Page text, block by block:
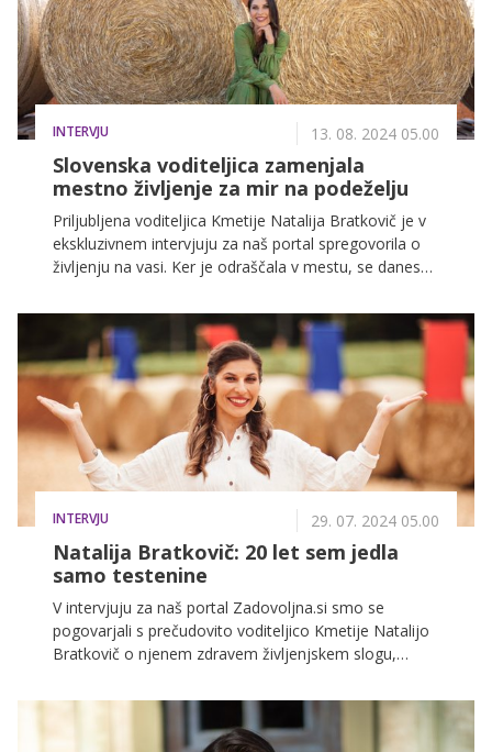
INTERVJU 13. 08. 2024 05.00
Slovenska voditeljica zamenjala
mestno življenje za mir na podeželju
Priljubljena voditeljica Kmetije Natalija Bratkovič je v
ekskluzivnem intervjuju za naš portal spregovorila o
življenju na vasi. Ker je odraščala v mestu, se danes
jih prinaša življenje na podeželju.
INTERVJU 29. 07. 2024 05.00
Natalija Bratkovič: 20 let sem jedla
samo testenine
V intervjuju za naš portal Zadovoljna.si smo se
pogovarjali s prečudovito voditeljico Kmetije Natalijo
Bratkovič o njenem zdravem življenjskem slogu,
sebe.